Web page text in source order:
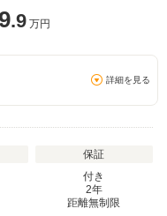
.9 万円
詳細を見る
保証
付き
2年
距離無制限